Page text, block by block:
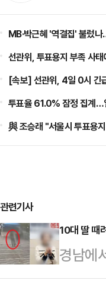
MB·박근혜 '역결집' 불렀
선관위, 투표용지 부족 사
[속보] 선관위, 4일 0시 긴
투표율 61.0% 잠정 집계…
與 조승래 "서울시 투표용
관련기사
10대 딸 때
경남에
온몸에